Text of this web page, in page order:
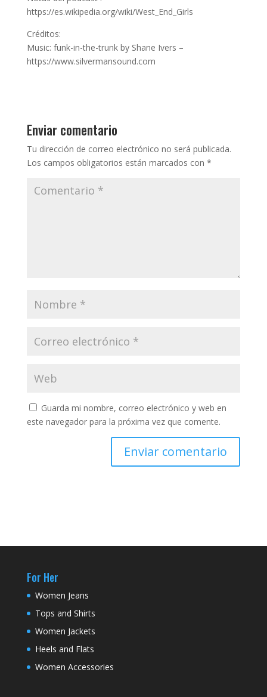
https://es.wikipedia.org/wiki/West_End_Girls
Créditos:
Music: funk-in-the-trunk by Shane Ivers –
https://www.silvermansound.com
Enviar comentario
Tu dirección de correo electrónico no será publicada.
Los campos obligatorios están marcados con *
Guarda mi nombre, correo electrónico y web en
este navegador para la próxima vez que comente.
For Her
Women Jeans
Tops and Shirts
Women Jackets
Heels and Flats
Women Accessories